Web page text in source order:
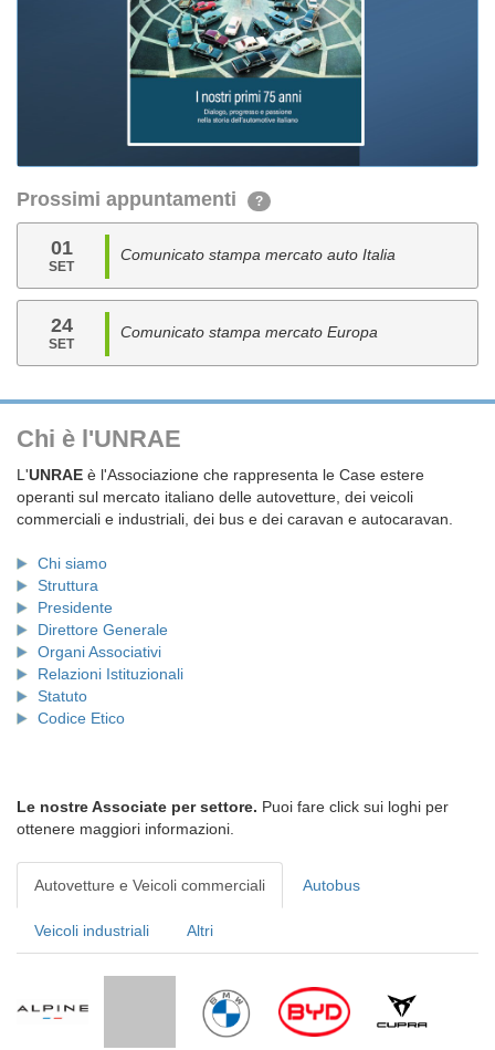
Prossimi appuntamenti ?
01
SET
Comunicato stampa mercato auto Italia
24
SET
Comunicato stampa mercato Europa
Chi è l'UNRAE
L'UNRAE è l'Associazione che rappresenta le Case estere
operanti sul mercato italiano delle autovetture, dei veicoli
commerciali e industriali, dei bus e dei caravan e autocaravan.
Chi siamo
Struttura
Presidente
Direttore Generale
Organi Associativi
Relazioni Istituzionali
Statuto
Codice Etico
Le nostre Associate per settore. Puoi fare click sui loghi per
ottenere maggiori informazioni.
Autovetture e Veicoli commerciali Autobus
Veicoli industriali Altri